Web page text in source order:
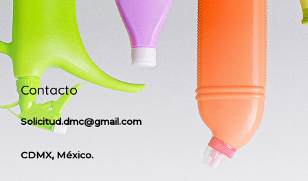
Contacto
Solicitud.dmc@gmail.com
CDMX, México.